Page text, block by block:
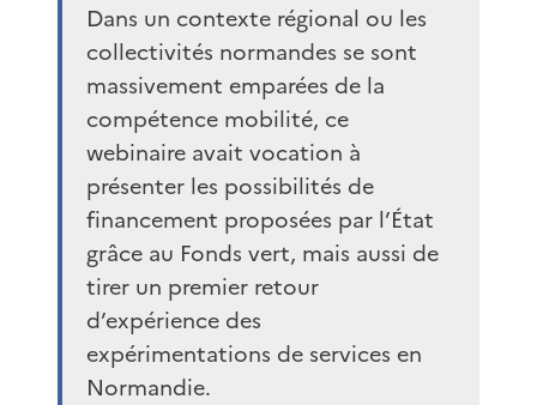
Dans un contexte régional ou les
collectivités normandes se sont
massivement emparées de la
compétence mobilité, ce
webinaire avait vocation à
présenter les possibilités de
financement proposées par l’État
grâce au Fonds vert, mais aussi de
tirer un premier retour
d’expérience des
expérimentations de services en
Normandie.